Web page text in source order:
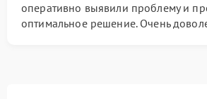
оперативно выявили проблему и
оптимальное решение. Очень